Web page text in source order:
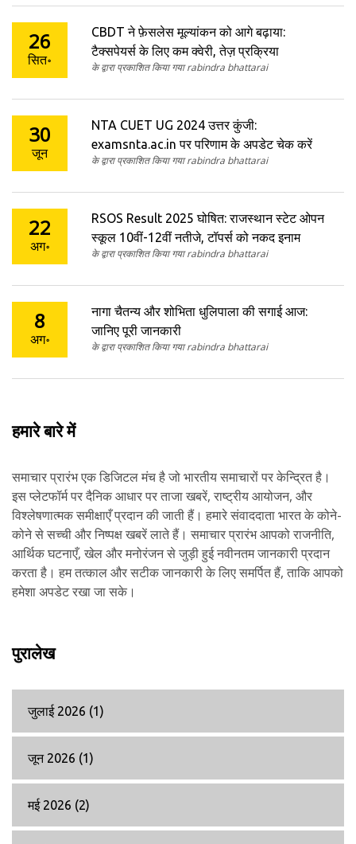
26
सित॰
CBDT ने फ़ेसलेस मूल्यांकन को आगे बढ़ाया:
टैक्सपेयर्स के लिए कम क्वेरी, तेज़ प्रक्रिया
के द्वारा प्रकाशित किया गया rabindra bhattarai
30
जून
NTA CUET UG 2024 उत्तर कुंजी:
examsnta.ac.in पर परिणाम के अपडेट चेक करें
के द्वारा प्रकाशित किया गया rabindra bhattarai
22
अग॰
RSOS Result 2025 घोषित: राजस्थान स्टेट ओपन
स्कूल 10वीं-12वीं नतीजे, टॉपर्स को नकद इनाम
के द्वारा प्रकाशित किया गया rabindra bhattarai
8
अग॰
नागा चैतन्य और शोभिता धुलिपाला की सगाई आज:
जानिए पूरी जानकारी
के द्वारा प्रकाशित किया गया rabindra bhattarai
हमारे बारे में
समाचार प्रारंभ एक डिजिटल मंच है जो भारतीय समाचारों पर केन्द्रित है।
इस प्लेटफॉर्म पर दैनिक आधार पर ताजा खबरें, राष्ट्रीय आयोजन, और
विश्लेषणात्मक समीक्षाएँ प्रदान की जाती हैं। हमारे संवाददाता भारत के कोने-
कोने से सच्ची और निष्पक्ष खबरें लाते हैं। समाचार प्रारंभ आपको राजनीति,
आर्थिक घटनाएँ, खेल और मनोरंजन से जुड़ी हुई नवीनतम जानकारी प्रदान
करता है। हम तत्काल और सटीक जानकारी के लिए समर्पित हैं, ताकि आपको
हमेशा अपडेट रखा जा सके।
पुरालेख
जुलाई 2026 (1)
जून 2026 (1)
मई 2026 (2)